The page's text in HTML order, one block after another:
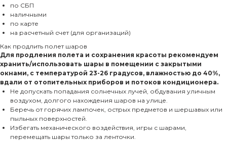
по СБП
наличными
по карте
на расчетный счет (для организаций)
Как продлить полет шаров
Для продления полета и сохранения красоты рекомендуем
хранить/использовать шары в помещении с закрытыми
окнами, с температурой 23-26 градусов, влажностью до 40%,
вдали от отопительных приборов и потоков кондиционера.
Не допускать попадания солнечных лучей, обдувания уличным
воздухом, долгого нахождения шаров на улице.
Беречь от горячих лампочек, острых предметов и шершавых или
пыльных поверхностей.
Избегать механического воздействия, игры с шарами,
перемещать шары только за ленточки.